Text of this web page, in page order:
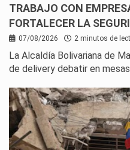
TRABAJO CON
FORTALECER LA
07/08/2026 2 minutos de
La Alcaldía Bolivariana de
de delivery debatir en